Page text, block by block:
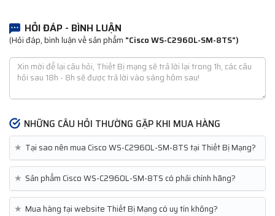
HỎI ĐÁP - BÌNH LUẬN
(Hỏi đáp, bình luận về sản phẩm "Cisco WS-C2960L-SM-8TS")
NHỮNG CÂU HỎI THƯỜNG GẶP KHI MUA HÀNG
★ Tại sao nên mua Cisco WS-C2960L-SM-8TS tại Thiết Bị Mạng?
★ Sản phẩm Cisco WS-C2960L-SM-8TS có phải chính hãng?
★ Mua hàng tại website Thiết Bị Mạng có uy tín không?